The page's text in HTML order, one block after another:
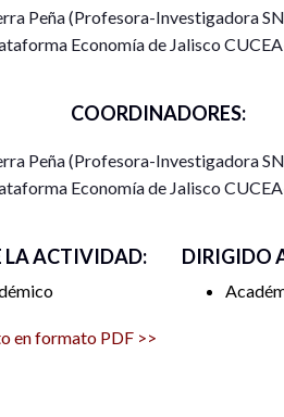
Peña (Profesora-Investigadora
Economía de Jalisco
COORDINADORES:
Peña (Profesora-Investigadora
Economía de Jalisco
LA ACTIVIDAD: DIRIGIDO
en formato PDF >>